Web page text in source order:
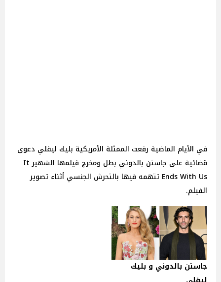
في الأيام الماضية رفعت الممثلة الأمريكية بليك ليفلي دعوى
قضائية على جاستن بالدوني بطل ومخرج فيلمها الشهير It
Ends With Us تتهمه فيها بالتحرش الجنسي أثناء تصوير
الفيلم.
جاستن بالدوني و بليك